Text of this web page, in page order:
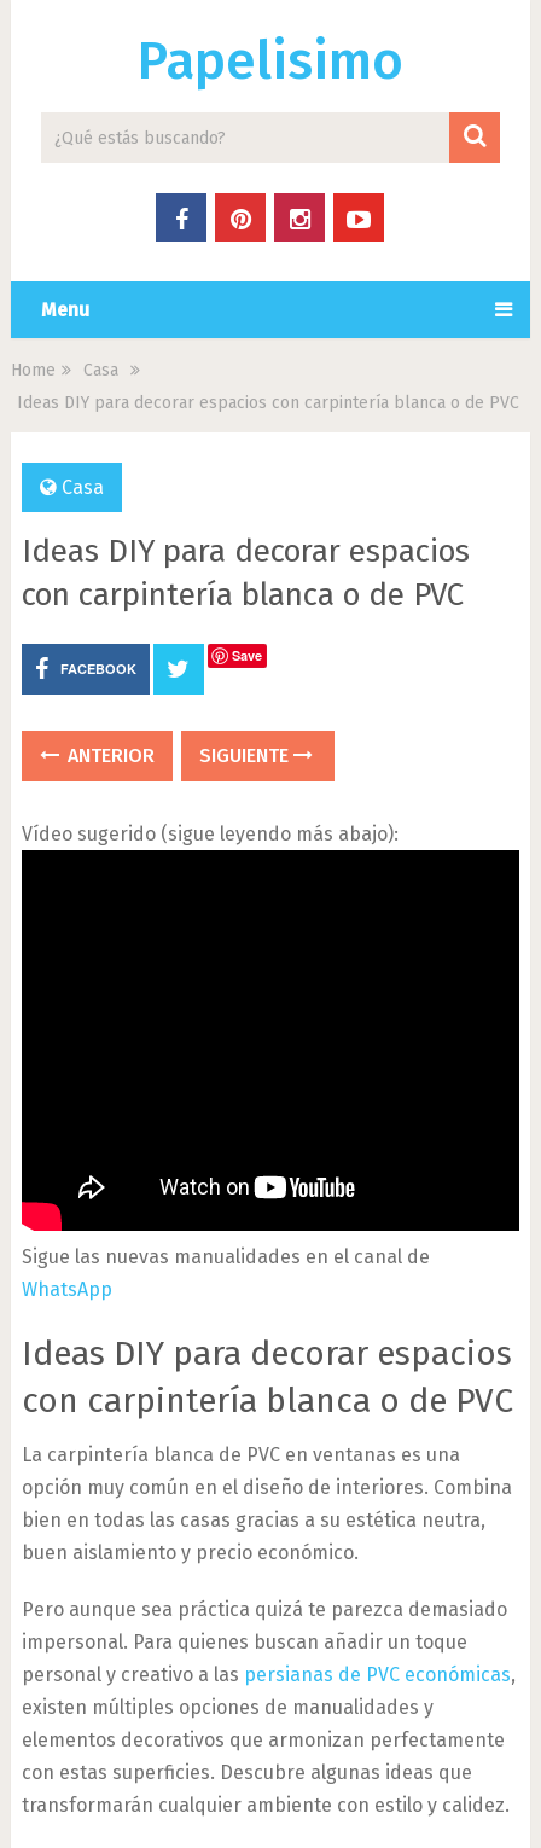
Papelisimo
Menu
Home
Casa
Ideas DIY para decorar espacios con carpintería blanca o de PVC
Casa
Ideas DIY para decorar espacios
con carpintería blanca o de PVC
FACEBOOK
Save
ANTERIOR SIGUIENTE
Vídeo sugerido (sigue leyendo más abajo):
Sigue las nuevas manualidades en el canal de
WhatsApp
Ideas DIY para decorar espacios
con carpintería blanca o de PVC
La carpintería blanca de PVC en ventanas es una
opción muy común en el diseño de interiores. Combina
bien en todas las casas gracias a su estética neutra,
buen aislamiento y precio económico.
Pero aunque sea práctica quizá te parezca demasiado
impersonal. Para quienes buscan añadir un toque
personal y creativo a las persianas de PVC económicas,
existen múltiples opciones de manualidades y
elementos decorativos que armonizan perfectamente
con estas superficies. Descubre algunas ideas que
transformarán cualquier ambiente con estilo y calidez.